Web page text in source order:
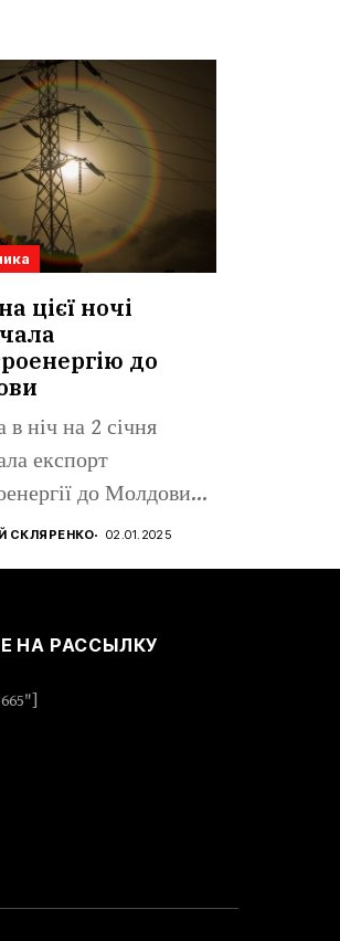
цієї ночі
до
в ніч на 2 січня
експорт
до Молдови
СКЛЯРЕНКО 02.01.2025
НА РАССЫЛКУ